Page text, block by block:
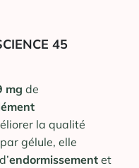
45
mg de
la qualité
gélule, elle
endormissement et